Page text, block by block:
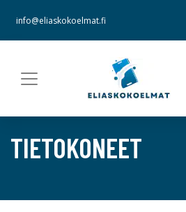
info@eliaskokoelmat.fi
TIETOKONEET